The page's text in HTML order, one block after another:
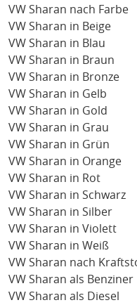
VW Sharan nach Farbe
VW Sharan in Beige
VW Sharan in Blau
VW Sharan in Braun
VW Sharan in Bronze
VW Sharan in Gelb
VW Sharan in Gold
VW Sharan in Grau
VW Sharan in Grün
VW Sharan in Orange
VW Sharan in Rot
VW Sharan in Schwarz
VW Sharan in Silber
VW Sharan in Violett
VW Sharan in Weiß
VW Sharan nach
VW Sharan als Benziner
VW Sharan als Diesel